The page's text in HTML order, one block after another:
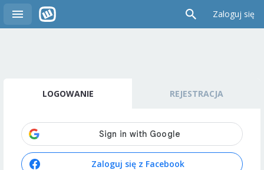
Zaloguj się
LOGOWANIE REJESTRACJA
Zaloguj się z Facebook